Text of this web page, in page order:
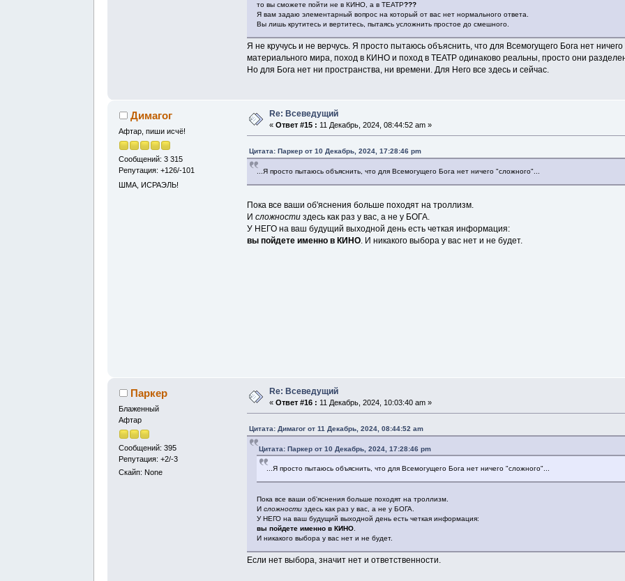
то вы сможете пойти не в КИНО, а в ТЕАТР???
Я вам задаю элементарный вопрос на который от вас нет нормального ответа.
Вы лишь крутитесь и вертитесь, пытаясь усложнить простое до смешного.
Я не кручусь и не верчусь. Я просто пытаюсь объяснить, что для Всемогущего Бога нет
материального мира, поход в КИНО и поход в ТЕАТР одинаково реальны, просто они
Но для Бога нет ни пространства, ни времени. Для Него все здесь и сейчас.
Димагог
Афтар, пиши исчё!
Сообщений: 3 315
Репутация: +126/-101
ШМА, ИСРАЭЛЬ!
Re: Всеведущий
«Ответ #15 : 11 Декабрь, 2024, 08:44:52 am »
Цитата: Паркер от 10 Декабрь, 2024, 17:28:46 pm
...Я просто пытаюсь объяснить, что для Всемогущего Бога нет ничего "сложного"...
Пока все ваши об'яснения больше походят на троллизм.
Исложности здесь как раз у вас, а не у БОГА.
У НЕГО на ваш будущий выходной день есть четкая информация:
вы пойдете именно в КИНО . И никакого выбора у вас нет и не будет.
Паркер
Блаженный
Афтар
Сообщений: 395
Репутация: +2/-3
Скайп: None
Re: Всеведущий
«Ответ #16 : 11 Декабрь, 2024, 10:03:40 am »
Цитата: Димагог от 11 Декабрь, 2024, 08:44:52 am
Цитата: Паркер от 10 Декабрь, 2024, 17:28:46 pm
...Я просто пытаюсь объяснить, что для Всемогущего Бога нет ничего "сложного"...
Пока все ваши об'яснения больше походят на троллизм.
Исложности здесь как раз у вас, а не у БОГА.
У НЕГО на ваш будущий выходной день есть четкая информация:
вы пойдете именно в КИНО
И никакого выбора у вас нет и не будет.
Если нет выбора, значит нет и ответственности.